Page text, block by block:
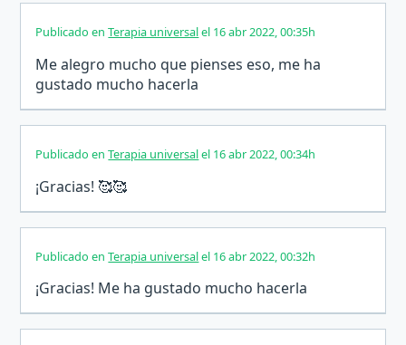
Publicado enTerapia universalel 16 abr 2022, 00:35h
Me alegro mucho que pienses eso, me ha
gustado mucho hacerla
Publicado enTerapia universalel 16 abr 2022, 00:34h
¡Gracias! 🥰🥰
Publicado enTerapia universalel 16 abr 2022, 00:32h
¡Gracias! Me ha gustado mucho hacerla